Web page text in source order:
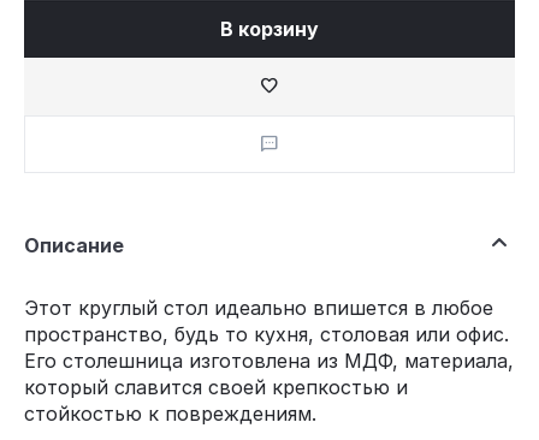
В корзину
Описание
Этот круглый стол идеально впишется в любое
пространство, будь то кухня, столовая или офис.
Его столешница изготовлена из МДФ, материала,
который славится своей крепкостью и
стойкостью к повреждениям.